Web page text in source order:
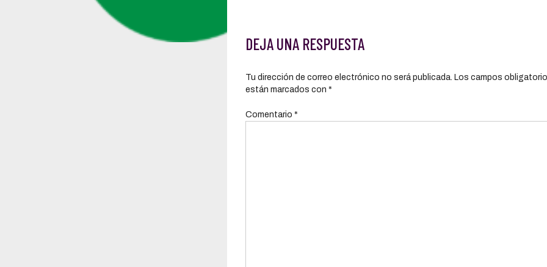
DEJA UNA RESPUESTA
Tu dirección de correo electrónico no será publicada. Los campos
están marcados con *
Comentario *